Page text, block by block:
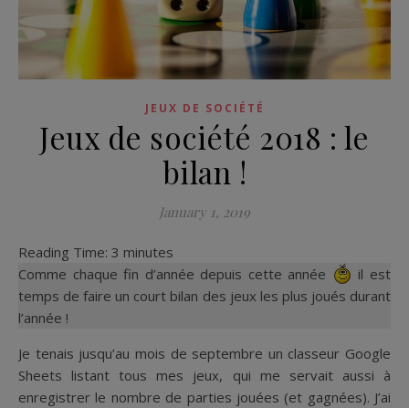
JEUX DE SOCIÉTÉ
Jeux de société 2018 : le
bilan !
January 1, 2019
Reading Time: 3 minutes
Comme chaque fin d’année depuis cette année
il est
temps de faire un court bilan des jeux les plus joués durant
l’année !
Je tenais jusqu’au mois de septembre un classeur Google
Sheets listant tous mes jeux, qui me servait aussi à
enregistrer le nombre de parties jouées (et gagnées). J’ai